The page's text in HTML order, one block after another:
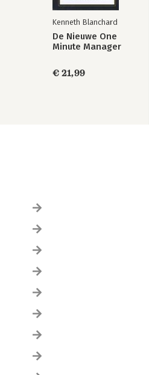
Kenneth Blanchard
De Nieuwe One
Minute Manager
€ 21,99